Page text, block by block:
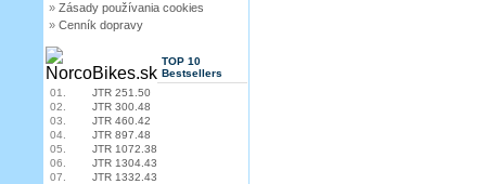
» Zásady používania cookies
» Cenník dopravy
TOP 10
Bestsellers
01.
JTR 251.50
02.
JTR 300.48
03.
JTR 460.42
04.
JTR 897.48
05.
JTR 1072.38
06.
JTR 1304.43
07.
JTR 1332.43